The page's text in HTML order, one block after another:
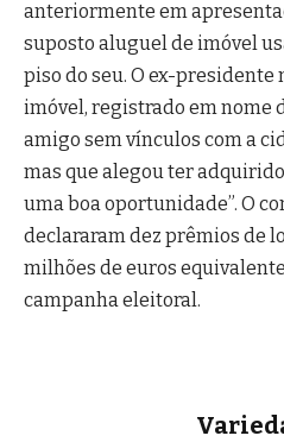
anteriormente em
suposto aluguel de imóvel
piso do seu. O ex-presidente
imóvel, registrado em nome
amigo sem vínculos com a
mas que alegou ter
uma boa oportunidade”. O
declararam dez prêmios de
milhões de euros
campanha eleitoral.